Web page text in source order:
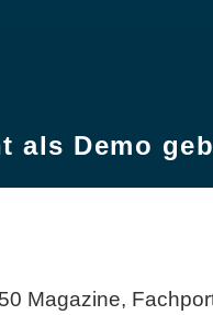
als Demo
Magazine,